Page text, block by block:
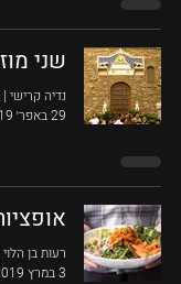
שני
נדיה קרישי
29 באפר׳ 2019
רעות בן
3 במרץ 2019